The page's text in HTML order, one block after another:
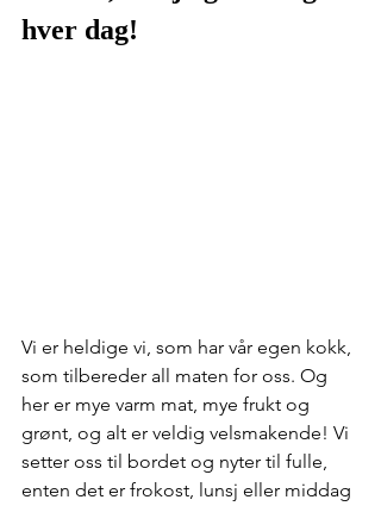
hver dag!
Vi er heldige vi, som har vår egen kokk,
som tilbereder all maten for oss. Og
her er mye varm mat, mye frukt og
grønt, og alt er veldig velsmakende! Vi
setter oss til bordet og nyter til fulle,
enten det er frokost, lunsj eller middag